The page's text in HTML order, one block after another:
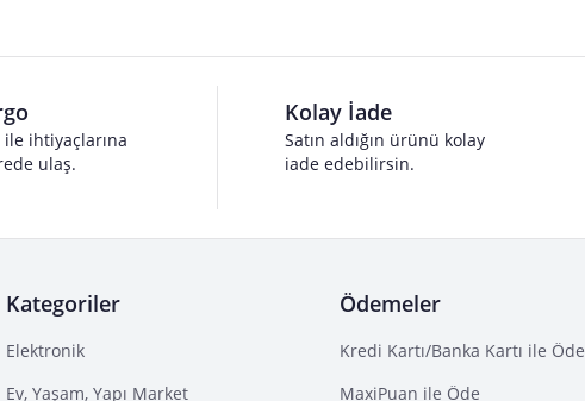
ile ihtiyaçlarına
ulaş.
Kolay İade
Satın aldığın ürünü kolay
iade edebilirsin.
Kategoriler
Elektronik
Ev, Yaşam, Yapı Market
Ödemeler
Kredi Kartı/Banka Kartı ile Öde
MaxiPuan ile Öde